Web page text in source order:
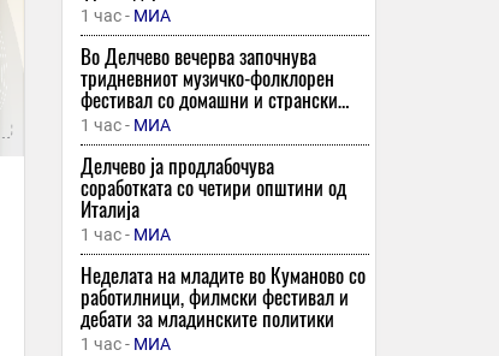
1 час - МИА
Во Делчево вечерва започнува
тридневниот музичко-фолклорен
фестивал со домашни и странски
изведувачи
1 час - МИА
Делчево ја продлабочува
соработката со четири општини од
Италија
1 час - МИА
Неделата на младите во Куманово со
работилници, филмски фестивал и
дебати за младинските политики
1 час - МИА